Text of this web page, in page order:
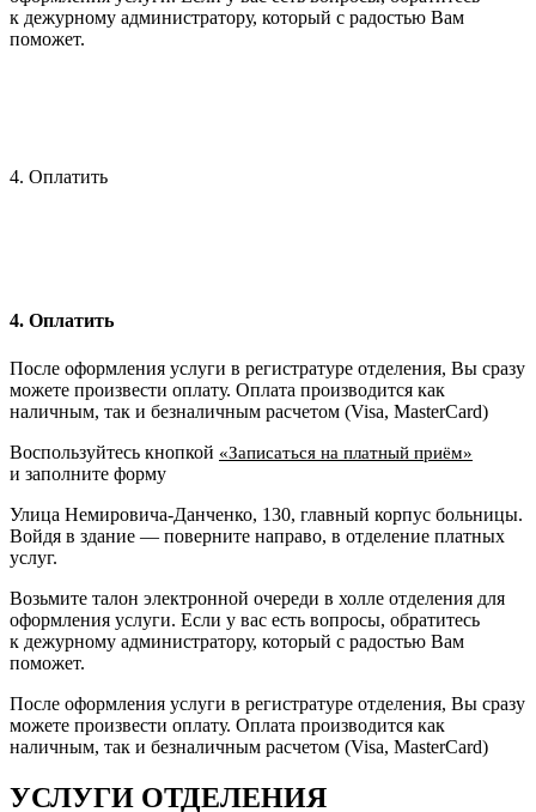
к дежурному администратору, который с радостью Вам
поможет.
4. Оплатить
4. Оплатить
После оформления услуги в регистратуре отделения, Вы сразу
можете произвести оплату. Оплата производится как
наличным, так и безналичным расчетом (Visa, MasterCard)
Воспользуйтесь кнопкой «Записаться на платный приём»
и заполните форму
Улица Немировича-Данченко, 130, главный корпус больницы.
Войдя в здание — поверните направо, в отделение платных
услуг.
Возьмите талон электронной очереди в холле отделения для
оформления услуги. Если у вас есть вопросы, обратитесь
к дежурному администратору, который с радостью Вам
поможет.
После оформления услуги в регистратуре отделения, Вы сразу
можете произвести оплату. Оплата производится как
наличным, так и безналичным расчетом (Visa, MasterCard)
УСЛУГИ ОТДЕЛЕНИЯ